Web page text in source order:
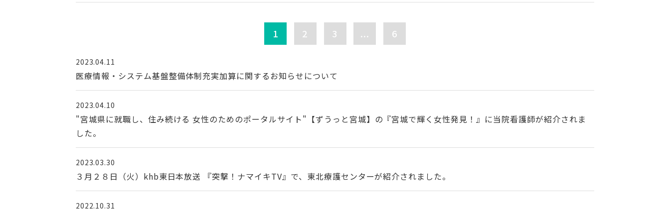
1 2 3 ... 6
2023.04.11
医療情報・システム基盤整備体制充実加算に関するお知らせについて
2023.04.10
"宮城県に就職し、住み続ける 女性のためのポータルサイト"【ずうっと宮城】の『宮城で輝く女性発見！』に当院看護師が紹介されま
した。
2023.03.30
３月２８日（火）khb東日本放送 『突撃！ナマイキTV』で、東北療護センターが紹介されました。
2022.10.31